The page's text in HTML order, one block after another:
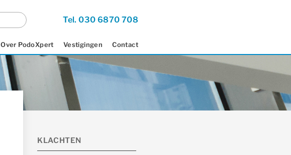
Tel. 030 6870 708
Over PodoXpert Vestigingen Contact
KLACHTEN